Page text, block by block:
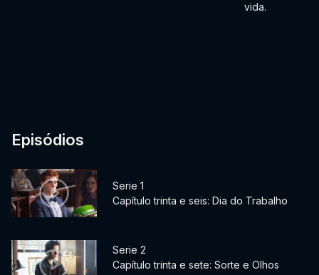
vida.
Episódios
Serie 1
Capítulo trinta e seis: Dia do Trabalho
Serie 2
Capítulo trinta e sete: Sorte e Olhos